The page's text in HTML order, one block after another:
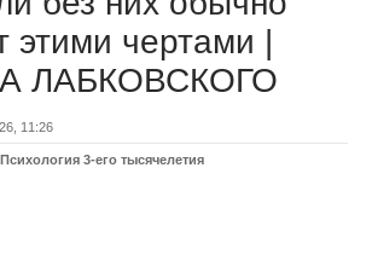
этими чертами |
ЛАБКОВСКОГО
11:26
Психология 3-его тысячелетия